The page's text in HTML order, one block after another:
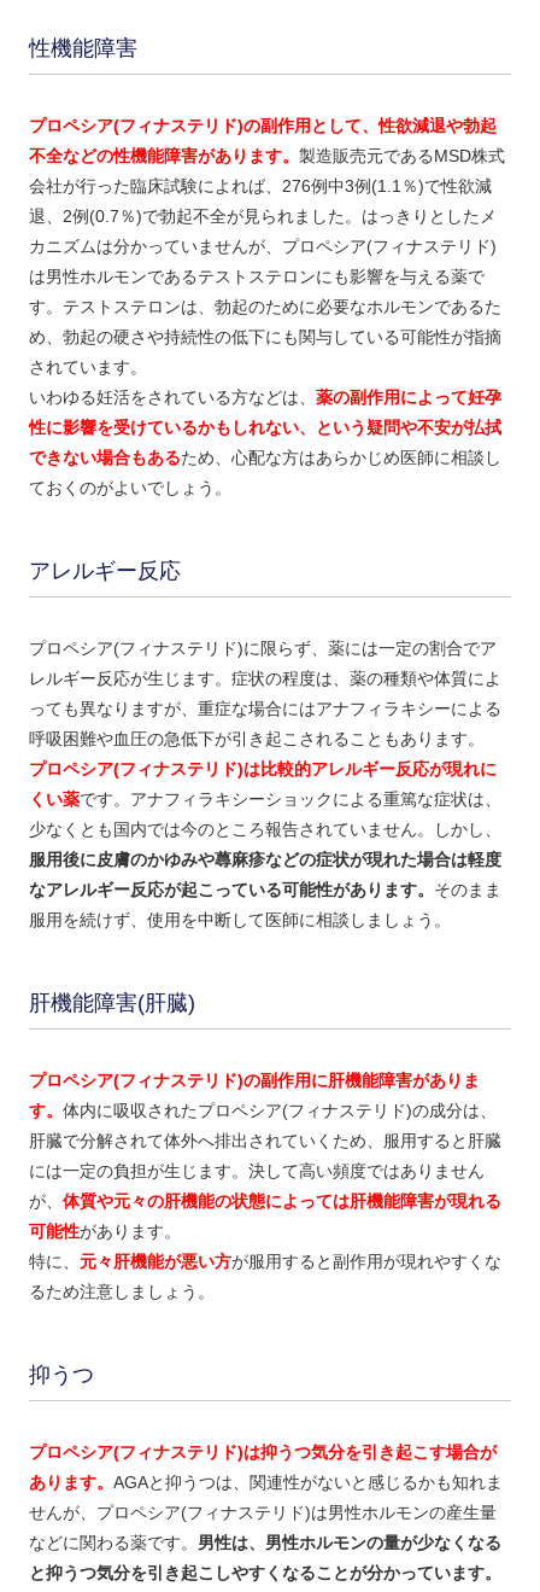
性機能障害
プロペシア(フィナステリド)の副作用として、性欲減退や勃起
不全などの性機能障害があります。 製造販売元であるMSD株式
会社が行った臨床試験によれば、276例中3例(1.1％)で性欲減
退、2例(0.7％)で勃起不全が見られました。はっきりとしたメ
カニズムは分かっていませんが、プロペシア(フィナステリド)
は男性ホルモンであるテストステロンにも影響を与える薬で
す。テストステロンは、勃起のために必要なホルモンであるた
め、勃起の硬さや持続性の低下にも関与している可能性が指摘
されています。
いわゆる妊活をされている方などは、 薬の副作用によって妊孕
性に影響を受けているかもしれない、という疑問や不安が払拭
できない場合もあるため、心配な方はあらかじめ医師に相談し
ておくのがよいでしょう。
アレルギー反応
プロペシア(フィナステリド)に限らず、薬には一定の割合でア
レルギー反応が生じます。症状の程度は、薬の種類や体質によ
っても異なりますが、重症な場合にはアナフィラキシーによる
呼吸困難や血圧の急低下が引き起こされることもあります。
プロペシア(フィナステリド)は比較的アレルギー反応が現れに
くい薬です。アナフィラキシーショックによる重篤な症状は、
少なくとも国内では今のところ報告されていません。しかし、
服用後に皮膚のかゆみや蕁麻疹などの症状が現れた場合は軽度
なアレルギー反応が起こっている可能性があります。 そのまま
服用を続けず、使用を中断して医師に相談しましょう。
肝機能障害(肝臓)
プロペシア(フィナステリド)の副作用に肝機能障害がありま
す。 体内に吸収されたプロペシア(フィナステリド)の成分は、
肝臓で分解されて体外へ排出されていくため、服用すると肝臓
には一定の負担が生じます。決して高い頻度ではありません
が、 体質や元々の肝機能の状態によっては肝機能障害が現れる
可能性があります。
特に、 元々肝機能が悪い方が服用すると副作用が現れやすくな
るため注意しましょう。
抑うつ
プロペシア(フィナステリド)は抑うつ気分を引き起こす場合が
あります。 AGAと抑うつは、関連性がないと感じるかも知れま
せんが、プロペシア(フィナステリド)は男性ホルモンの産生量
などに関わる薬です。 男性は、男性ホルモンの量が少なくなる
と抑うつ気分を引き起こしやすくなることが分かっています。